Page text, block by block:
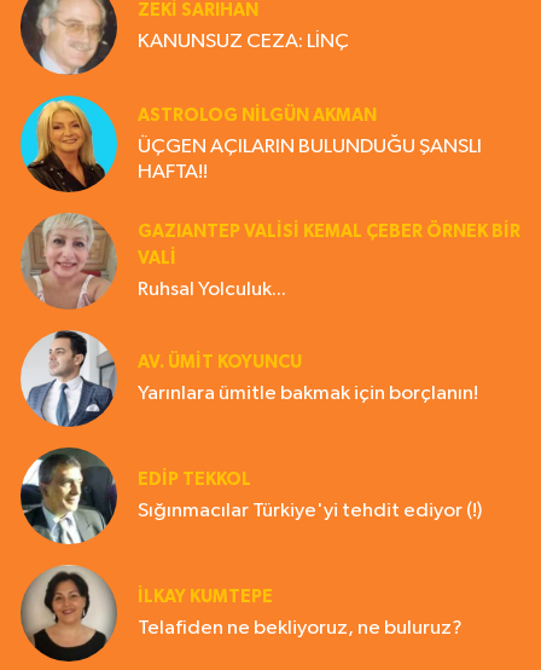
ZEKI SARIHAN
KANUNSUZ CEZA: LİNÇ
ASTROLOG NILGÜN AKMAN
ÜÇGEN AÇILARIN BULUNDUĞU ŞANSLI
HAFTA!!
GAZIANTEP VALISI KEMAL ÇEBER ÖRNEK BİR
VALİ
Ruhsal Yolculuk...
AV. ÜMIT KOYUNCU
Yarınlara ümitle bakmak için borçlanın!
EDIP TEKKOL
Sığınmacılar Türkiye'yi tehdit ediyor (!)
İLKAY KUMTEPE
Telafiden ne bekliyoruz, ne buluruz?